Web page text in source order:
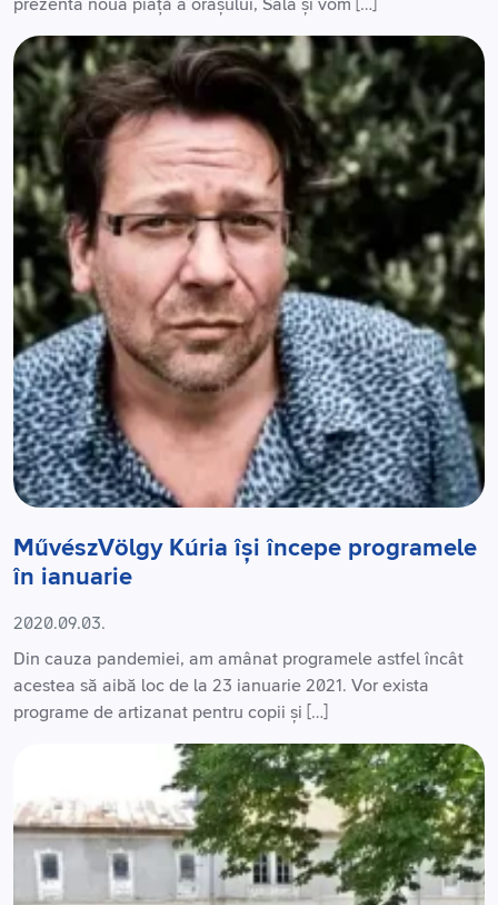
prezenta noua piață a orașului, Sala și vom […]
MűvészVölgy Kúria își începe programele
în ianuarie
2020.09.03.
Din cauza pandemiei, am amânat programele astfel încât
acestea să aibă loc de la 23 ianuarie 2021. Vor exista
programe de artizanat pentru copii și […]